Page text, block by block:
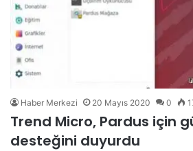
Haber Merkezi 20 Mayıs 2020 0
Trend Micro, Pardus için
desteğini duyurdu